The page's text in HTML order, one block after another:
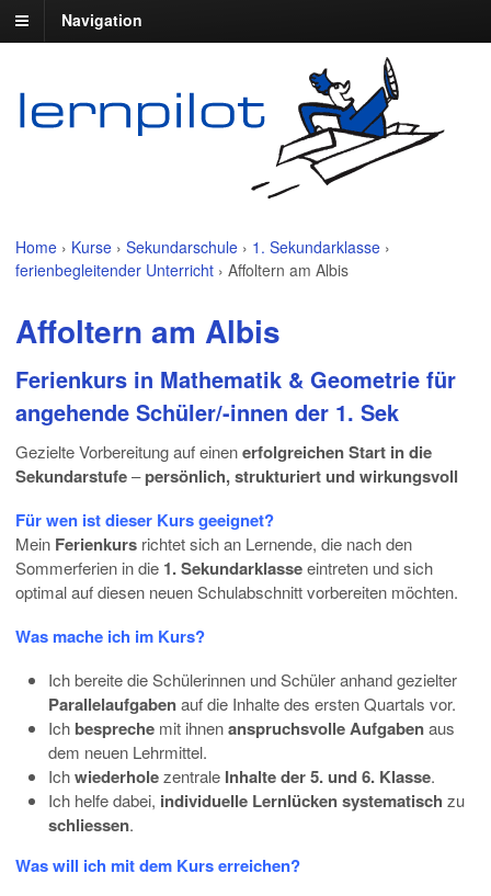
Navigation
Home › Kurse › Sekundarschule › 1. Sekundarklasse ›
ferienbegleitender Unterricht › Affoltern am Albis
Affoltern am Albis
Ferienkurs in Mathematik & Geometrie für
angehende Schüler/-innen der 1. Sek
Gezielte Vorbereitung auf einenerfolgreichen Start in die
Sekundarstufe–persönlich, strukturiert und wirkungsvoll
Für wen ist dieser Kurs geeignet?
Mein Ferienkurs richtet sich an Lernende, die nach den
Sommerferien in die 1. Sekundarklasseeintreten und sich
optimal auf diesen neuen Schulabschnitt vorbereiten möchten.
Was mache ich im Kurs?
Ich bereite die Schülerinnen und Schüler anhand gezielter
Parallelaufgabenauf die Inhalte des ersten Quartals vor.
Ich bespreche mit ihnenanspruchsvolle Aufgabenaus
dem neuen Lehrmittel.
Ichwiederholezentrale Inhalte der 5. und 6. Klasse.
Ich helfe dabei, individuelle Lernlücken systematisch zu
schliessen.
Was will ich mit dem Kurs erreichen?